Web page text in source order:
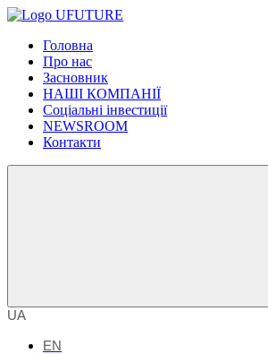
Головна
Про нас
Засновник
НАШІ КОМПАНІЇ
Соціальні інвестиції
NEWSROOM
Контакти
UA
EN